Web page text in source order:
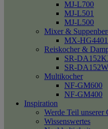
MJ-L700
MJ-L501
MJ-L500
Mixer &
MX-HG4401
Reiskocher &
SR-
SR-
Multikocher
NF-GM600
NF-GM400
Inspiration
Werde Teil unserer
Wissenswertes